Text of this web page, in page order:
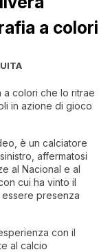
a colori
a colori che lo ritrae
in azione di gioco
è un calciatore
affermatosi
al Nacional e al
cui ha vinto il
presenza
con il
al calcio